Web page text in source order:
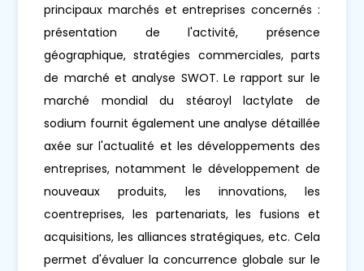
principaux marchés et entreprises concernés :
présentation de l'activité, présence
géographique, stratégies commerciales, parts
de marché et analyse SWOT. Le rapport sur le
marché mondial du stéaroyl lactylate de
sodium fournit également une analyse détaillée
axée sur l'actualité et les développements des
entreprises, notamment le développement de
nouveaux produits, les innovations, les
coentreprises, les partenariats, les fusions et
acquisitions, les alliances stratégiques, etc. Cela
permet d'évaluer la concurrence globale sur le